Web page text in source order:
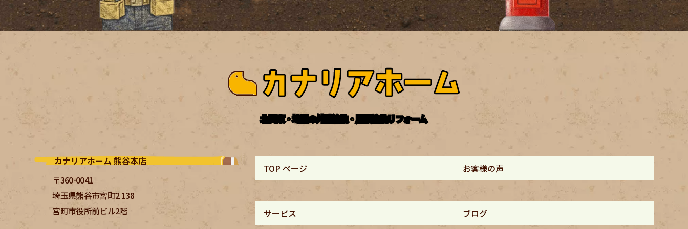
北関東・埼玉の外壁塗装・屋根塗装リフォーム
カナリアホーム 熊谷本店
〒360-0041
埼玉県熊谷市宮町2 138
宮町市役所前ビル2階
TOP ページ
サービス
お客様の声
ブログ